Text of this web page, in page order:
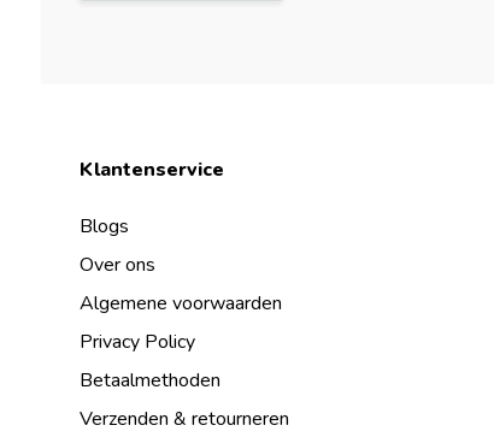
Klantenservice
Blogs
Over ons
Algemene voorwaarden
Privacy Policy
Betaalmethoden
Verzenden & retourneren